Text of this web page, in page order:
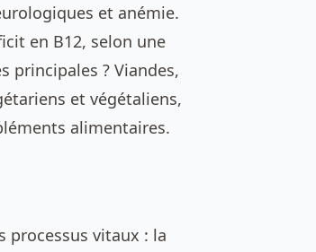
et anémie.
en B12, selon une
principales ? Viandes,
et végétaliens,
alimentaires.
processus vitaux : la